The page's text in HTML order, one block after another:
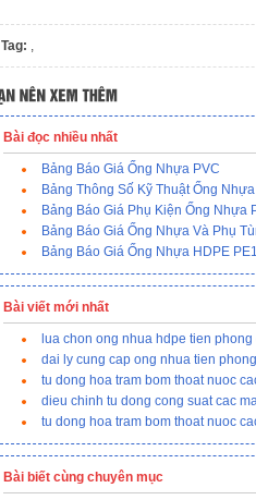
Tag: ,
Bài đọc nhiều nhất
Bảng Báo Giá Ống Nhựa PVC
Bảng Thông Số Kỹ Thuật Ống
Bảng Báo Giá Phụ Kiện Ống Nhựa
Bảng Báo Giá Ống Nhựa Và Phụ
Bảng Báo Giá Ống Nhựa HDPE
Bài viết mới nhất
lua chon ong nhua hdpe tien
dai ly cung cap ong nhua tien
tu dong hoa tram bom thoat nuoc
dieu chinh tu dong cong suat cac
tu dong hoa tram bom thoat nuoc
Bài biết cùng chuyên mục